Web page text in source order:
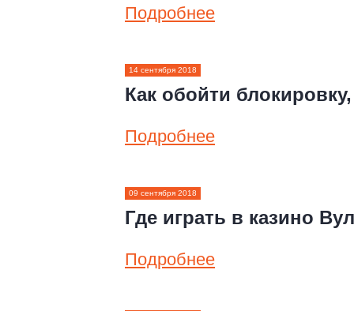
Подробнее
14 сентября 2018
Как обойти
Подробнее
09 сентября 2018
Где играть в казино
Подробнее